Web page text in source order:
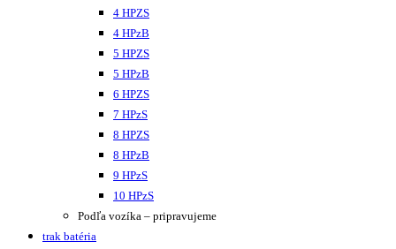
4 HPZS
4 HPzB
5 HPZS
5 HPzB
6 HPZS
7 HPzS
8 HPZS
8 HPzB
9 HPzS
10 HPzS
Podľa vozíka – pripravujeme
trak batéria